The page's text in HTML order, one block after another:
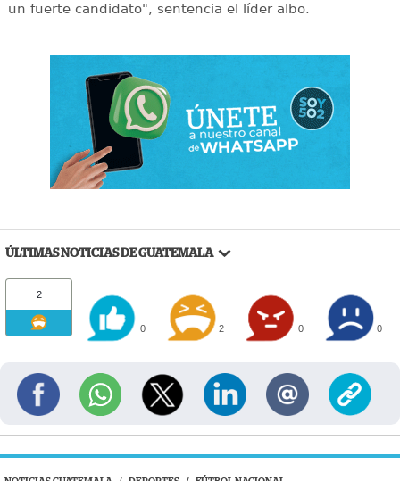
un fuerte candidato", sentencia el líder albo.
ÚLTIMAS NOTICIAS DE GUATEMALA
2
0 2 0 0